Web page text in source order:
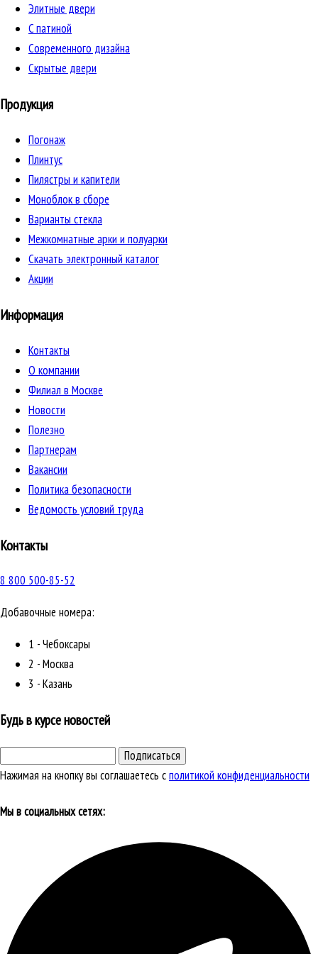
Элитные двери
C патиной
Cовременного дизайна
Скрытые двери
Продукция
Погонаж
Плинтус
Пилястры и капители
Моноблок в сборе
Варианты стекла
Межкомнатные арки и полуарки
Скачать электронный каталог
Акции
Информация
Контакты
О компании
Филиал в Москве
Новости
Полезно
Партнерам
Вакансии
Политика безопасности
Ведомость условий труда
Контакты
8 800 500-85-52
Добавочные номера:
1 - Чебоксары
2 - Москва
3 - Казань
Будь в курсе новостей
Подписаться
Нажимая на кнопку вы соглашаетесь сполитикой конфиденциальности
Мы в социальных сетях: